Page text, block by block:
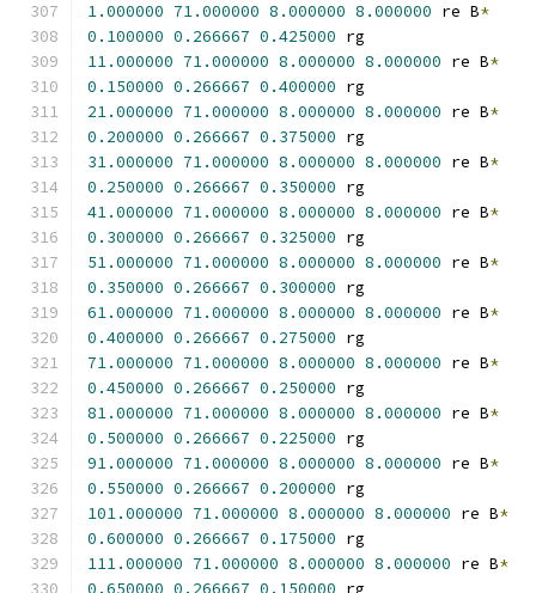
1.000000 71.000000 8.000000 8.000000 re B*
0.100000 0.266667 0.425000 rg
11.000000 71.000000 8.000000 8.000000 re B*
0.150000 0.266667 0.400000 rg
21.000000 71.000000 8.000000 8.000000 re B*
0.200000 0.266667 0.375000 rg
31.000000 71.000000 8.000000 8.000000 re B*
0.250000 0.266667 0.350000 rg
41.000000 71.000000 8.000000 8.000000 re B*
0.300000 0.266667 0.325000 rg
51.000000 71.000000 8.000000 8.000000 re B*
0.350000 0.266667 0.300000 rg
61.000000 71.000000 8.000000 8.000000 re B*
0.400000 0.266667 0.275000 rg
71.000000 71.000000 8.000000 8.000000 re B*
0.450000 0.266667 0.250000 rg
81.000000 71.000000 8.000000 8.000000 re B*
0.500000 0.266667 0.225000 rg
91.000000 71.000000 8.000000 8.000000 re B*
0.550000 0.266667 0.200000 rg
101.000000 71.000000 8.000000 8.000000 re B*
0.600000 0.266667 0.175000 rg
111.000000 71.000000 8.000000 8.000000 re B*
0.650000 0.266667 0.150000 rg